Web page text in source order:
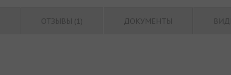
ОТЗЫВЫ (1) ДОКУМЕНТЫ